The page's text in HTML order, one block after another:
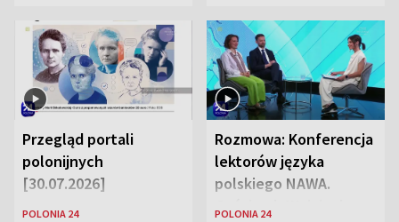
Przegląd portali
polonijnych
[30.07.2026]
POLONIA 24
Rozmowa: Konferencja
lektorów języka
polskiego NAWA.
Goście: dr Wojciech
POLONIA 24